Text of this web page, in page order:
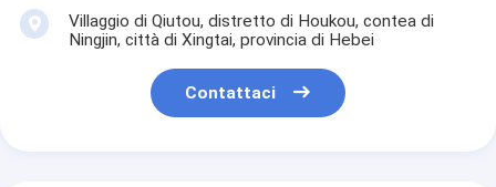
Villaggio di Qiutou, distretto di Houkou, contea di
Ningjin, città di Xingtai, provincia di Hebei
Contattaci